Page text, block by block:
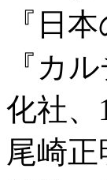
『日
『カ
化社
尾崎